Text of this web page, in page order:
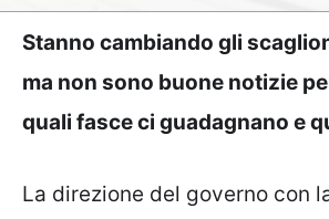
Stanno cambiando gli
ma non sono buone notizie
quali fasce ci guadagnano e
La direzione del governo con